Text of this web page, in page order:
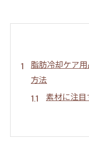
脂肪冷却ケア
方法
素材に注
脂肪冷却